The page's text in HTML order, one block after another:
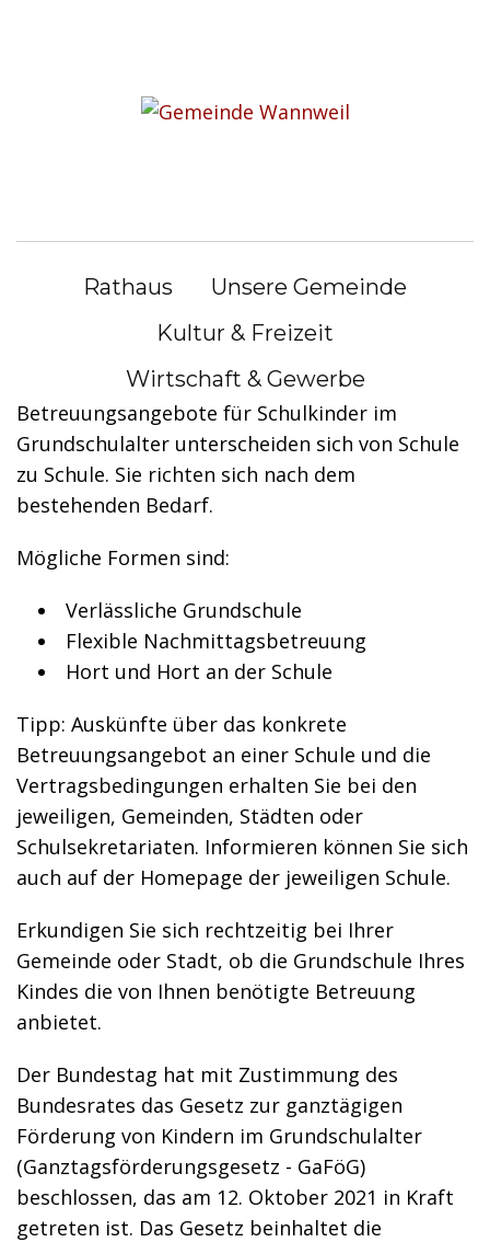
Rathaus
Unsere Gemeinde
Kultur & Freizeit
Wirtschaft & Gewerbe
Betreuungsangebote für
Schulkinder (Grundschulalter) -
Kind anmelden
Die den Schulbetrieb ergänzenden
Betreuungsangebote für Schulkinder im
Grundschulalter unterscheiden sich von Schule
zu Schule. Sie richten sich nach dem
bestehenden Bedarf.
Mögliche Formen sind:
Verlässliche Grundschule
Flexible Nachmittagsbetreuung
Hort und Hort an der Schule
Tipp: Auskünfte über das konkrete
Betreuungsangebot an einer Schule und die
Vertragsbedingungen erhalten Sie bei den
jeweiligen, Gemeinden, Städten oder
Schulsekretariaten. Informieren können Sie sich
auch auf der Homepage der jeweiligen Schule.
Erkundigen Sie sich rechtzeitig bei Ihrer
Gemeinde oder Stadt, ob die Grundschule Ihres
Kindes die von Ihnen benötigte Betreuung
anbietet.
Der Bundestag hat mit Zustimmung des
Bundesrates das Gesetz zur ganztägigen
Förderung von Kindern im Grundschulalter
(Ganztagsförderungsgesetz - GaFöG)
beschlossen, das am 12. Oktober 2021 in Kraft
getreten ist. Das Gesetz beinhaltet die